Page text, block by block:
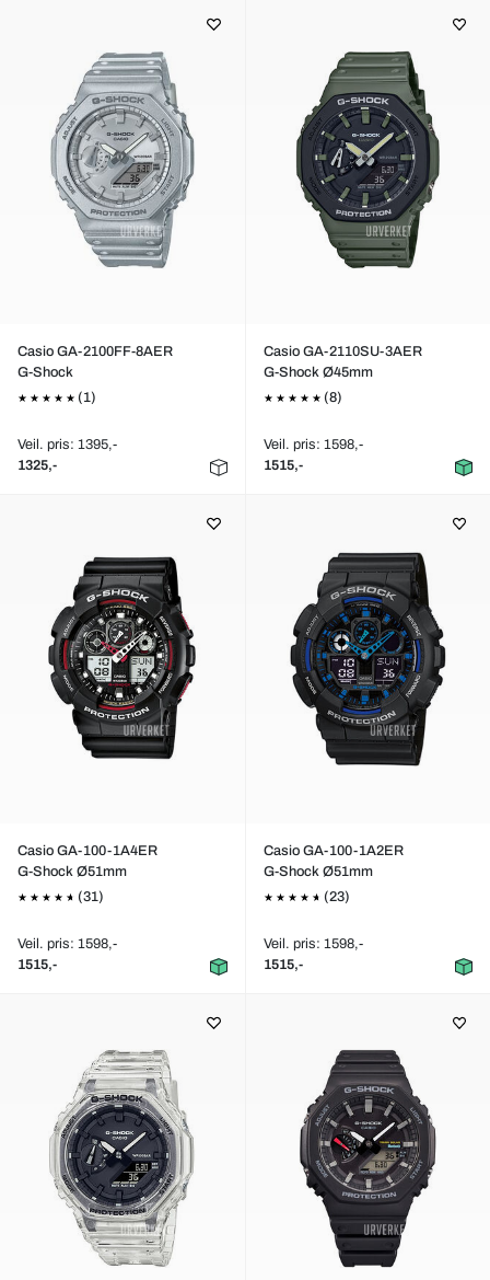
Casio GA-2100FF-8AER
G-Shock
(1)
Veil. pris: 1395,-
1325,-
Casio GA-2110SU-3AER
G-Shock Ø45mm
(8)
Veil. pris: 1598,-
1515,-
Casio GA-100-1A4ER
G-Shock Ø51mm
(31)
Veil. pris: 1598,-
1515,-
Casio GA-100-1A2ER
G-Shock Ø51mm
(23)
Veil. pris: 1598,-
1515,-